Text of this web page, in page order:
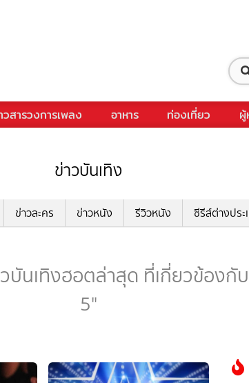
วสารวงการเพลง อาหาร ท่องเที่ยว
ข่าวบันเทิง
ข่าวละคร ข่าวหนัง รีวิวหนัง ซีรีส์ต่างประ
บันเทิงฮอตล่าสุด ที่เกี่ยวข้องกั
5"